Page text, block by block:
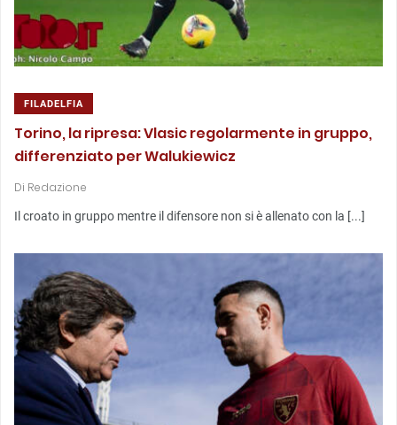
FILADELFIA
Torino, la ripresa: Vlasic regolarmente in gruppo,
differenziato per Walukiewicz
Di Redazione
Il croato in gruppo mentre il difensore non si è allenato con la [...]